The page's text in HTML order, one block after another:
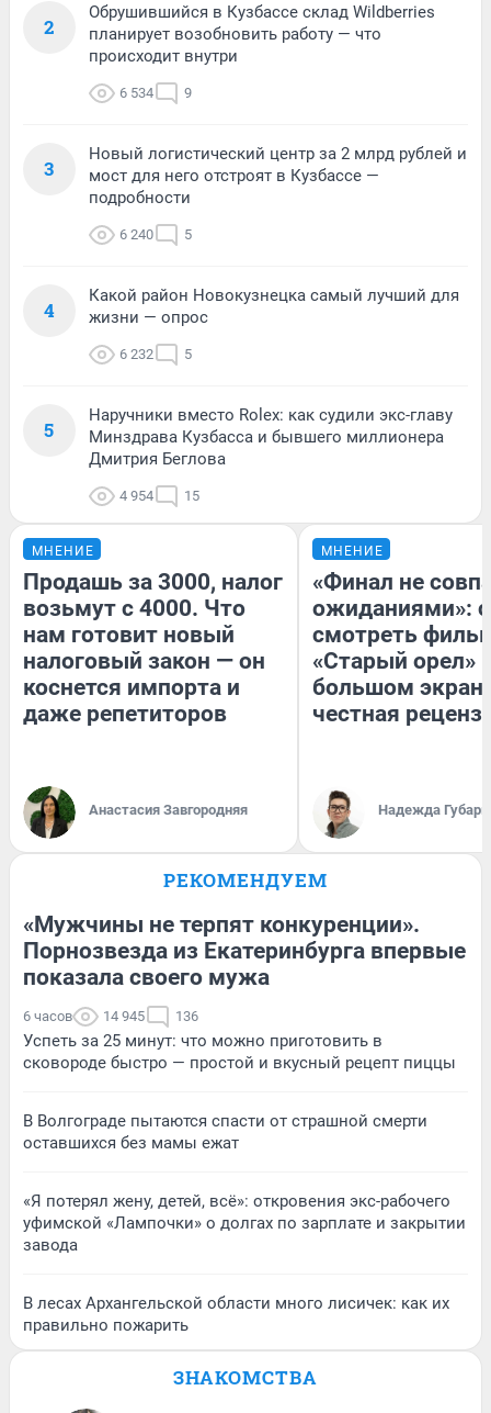
2
Обрушившийся в Кузбассе склад Wildberries
планирует возобновить работу — что
происходит внутри
6 534 9
3
Новый логистический центр за 2 млрд рублей и
мост для него отстроят в Кузбассе —
подробности
6 240 5
4
Какой район Новокузнецка самый лучший для
жизни — опрос
6 232 5
5
Наручники вместо Rolex: как судили экс-главу
Минздрава Кузбасса и бывшего миллионера
Дмитрия Беглова
4 954 15
МНЕНИЕ
Продашь за 3000, налог
возьмут с 4000. Что
нам готовит новый
налоговый закон — он
коснется импорта и
даже репетиторов
Анастасия Завгородняя
МНЕНИЕ
«Финал не
ожиданиями»:
смотреть
«Старый орел»
большом
честная
Надежда Губарь
РЕКОМЕНДУЕМ
«Мужчины не терпят конкуренции».
Порнозвезда из Екатеринбурга впервые
показала своего мужа
6 часов 14 945 136
Успеть за 25 минут: что можно приготовить в
сковороде быстро — простой и вкусный рецепт пиццы
В Волгограде пытаются спасти от страшной смерти
оставшихся без мамы ежат
«Я потерял жену, детей, всё»: откровения экс-рабочего
уфимской «Лампочки» о долгах по зарплате и закрытии
завода
В лесах Архангельской области много лисичек: как их
правильно пожарить
ЗНАКОМСТВА